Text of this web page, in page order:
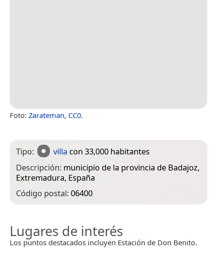
Foto: Zarateman, CC0.
Tipo: villa con 33,000 habitantes
Descripción: municipio de la provincia de Badajoz‎,
Extremadura, España
Código postal:06400
Lugares de interés
Los puntos destacados incluyen Estación de Don Benito.